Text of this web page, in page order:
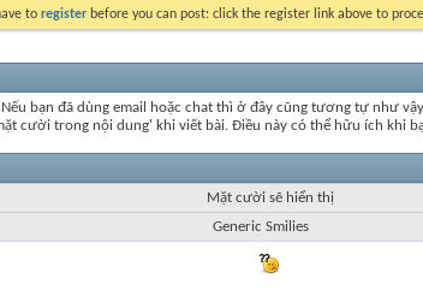
to register before you can post: click the register link above to
bạn đã dùng email hoặc chat thì ở đây cũng tương tự như
cười trong nội dung' khi viết bài. Điều này có thể hữu ích khi
Mặt cười sẽ hiển thị
Generic Smilies